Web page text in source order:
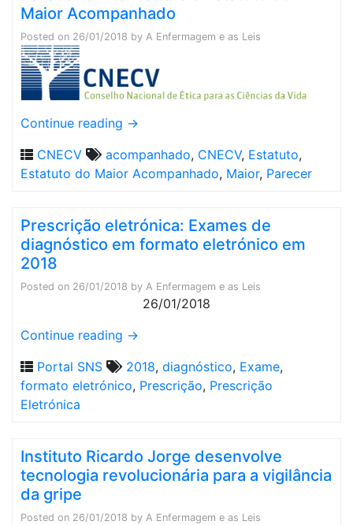
Maior Acompanhado
Posted on 26/01/2018 by A Enfermagem e as Leis
Continue reading →
CNECV
acompanhado, CNECV, Estatuto,
Estatuto do Maior Acompanhado, Maior, Parecer
Prescrição eletrónica: Exames de
diagnóstico em formato eletrónico em
2018
Posted on 26/01/2018 by A Enfermagem e as Leis
26/01/2018
Continue reading →
Portal SNS
2018, diagnóstico, Exame,
formato eletrónico, Prescrição, Prescrição
Eletrónica
Instituto Ricardo Jorge desenvolve
tecnologia revolucionária para a vigilância
da gripe
Posted on 26/01/2018 by A Enfermagem e as Leis